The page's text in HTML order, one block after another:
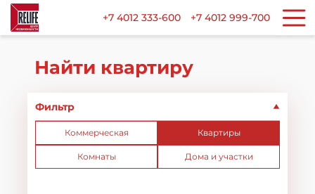
+7 4012 333-600 +7 4012 999-700
Найти квартиру
Фильтр
Коммерческая Квартиры
Комнаты Дома и участки